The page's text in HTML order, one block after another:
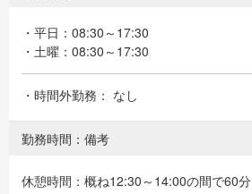
・平日：08:30～17:30
・土曜：08:30～17:30
・時間外勤務： なし
勤務時間：備考
休憩時間：概ね12:30～14:00の間で60分